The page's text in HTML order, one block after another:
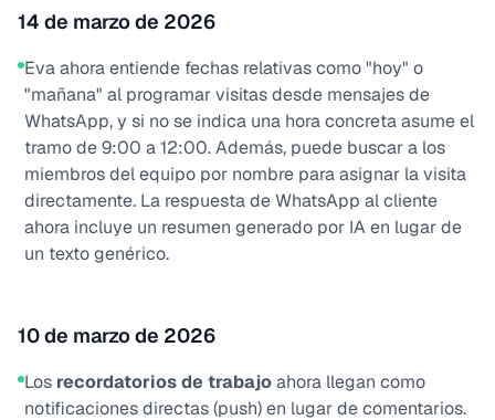
14 de marzo de 2026
Eva ahora entiende fechas relativas como "hoy" o
"mañana" al programar visitas desde mensajes de
WhatsApp, y si no se indica una hora concreta asume el
tramo de 9:00 a 12:00. Además, puede buscar a los
miembros del equipo por nombre para asignar la visita
directamente. La respuesta de WhatsApp al cliente
ahora incluye un resumen generado por IA en lugar de
un texto genérico.
10 de marzo de 2026
Los recordatorios de trabajoahora llegan como
notificaciones directas (push) en lugar de comentarios.